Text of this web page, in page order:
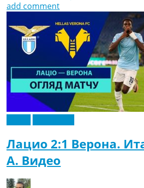
add comment
Лацио 2:1 Верона.
A. Видео